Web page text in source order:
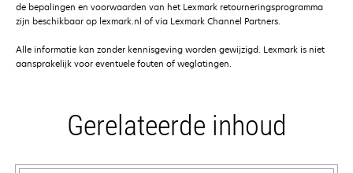
de bepalingen en voorwaarden van het Lexmark retourneringsprogramma
zijn beschikbaar op lexmark.nl of via Lexmark Channel Partners.
Alle informatie kan zonder kennisgeving worden gewijzigd. Lexmark is niet
aansprakelijk voor eventuele fouten of weglatingen.
Gerelateerde inhoud